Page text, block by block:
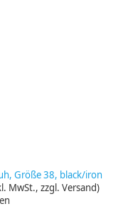
Größe 38, black/iron
MwSt., zzgl. Versand)